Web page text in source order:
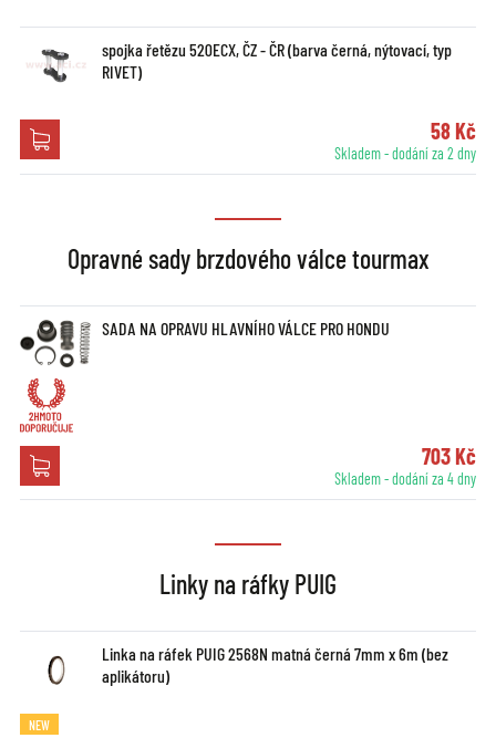
spojka řetězu 520ECX, ČZ - ČR (barva černá, nýtovací, typ
RIVET)
58 Kč
Skladem - dodání za 2 dny
Opravné sady brzdového válce tourmax
SADA NA OPRAVU HLAVNÍHO VÁLCE PRO HONDU
703 Kč
Skladem - dodání za 4 dny
Linky na ráfky PUIG
Linka na ráfek PUIG 2568N matná černá 7mm x 6m (bez
aplikátoru)
NEW